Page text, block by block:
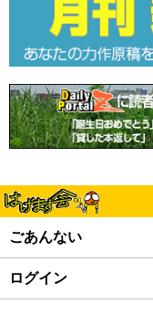
ごあんない
ログイン